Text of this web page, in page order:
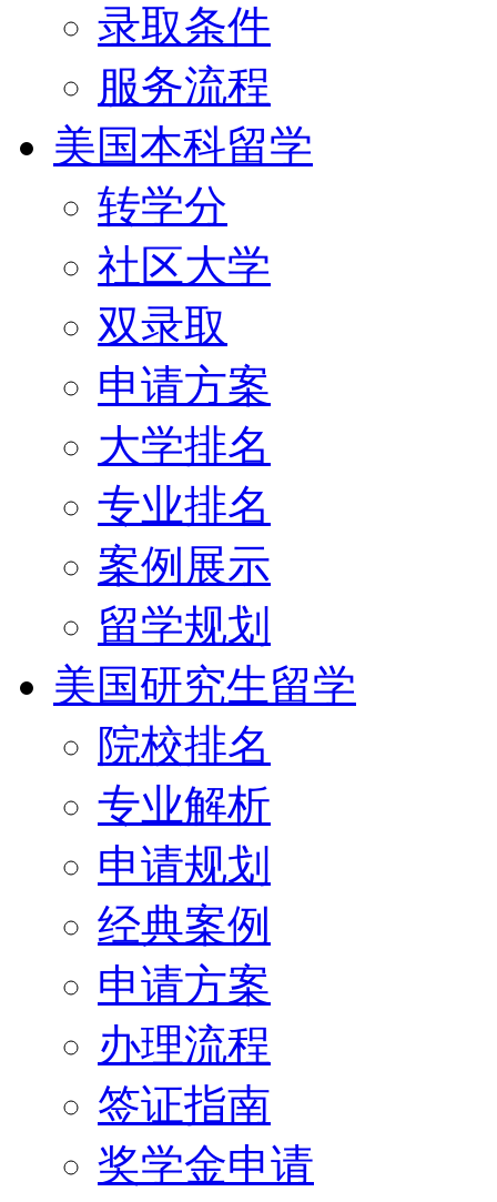
录取条件
服务流程
美国本科留学
转学分
社区大学
双录取
申请方案
大学排名
专业排名
案例展示
留学规划
美国研究生留学
院校排名
专业解析
申请规划
经典案例
申请方案
办理流程
签证指南
奖学金申请